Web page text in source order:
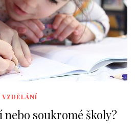
VZDĚLÁNÍ
nebo soukromé školy?